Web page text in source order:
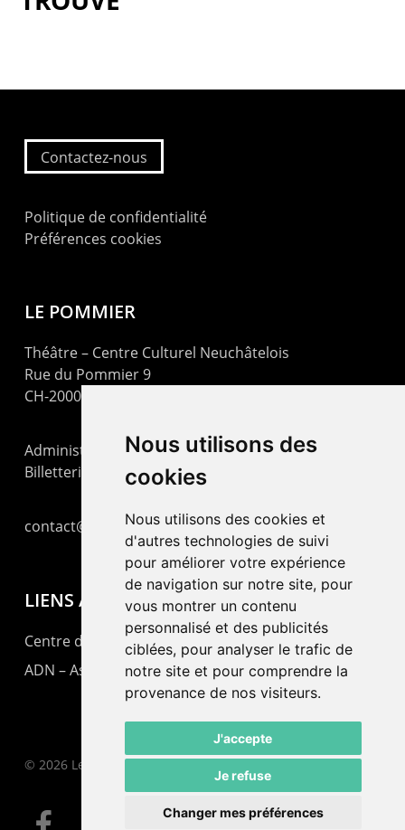
Nous utilisons des
cookies
Nous utilisons des cookies et
d'autres technologies de suivi
pour améliorer votre expérience
de navigation sur notre site, pour
vous montrer un contenu
personnalisé et des publicités
ciblées, pour analyser le trafic de
notre site et pour comprendre la
provenance de nos visiteurs.
J'accepte
Je refuse
Changer mes préférences
Contactez-nous
Politique de confidentialité
Préférences cookies
LE POMMIER
Théâtre – Centre Culturel Neuchâtelois
Rue du Pommier 9
CH-2000 Neuchâtel
Administration : +41 32 725 03 03
Billetterie : +41 32 725 05 05
contact@lepommier.ch
LIENS AMIS
Centre de culture ABC
ADN – Association Danse Neuchâtel
© 2026 Le Pommier.
facebook email